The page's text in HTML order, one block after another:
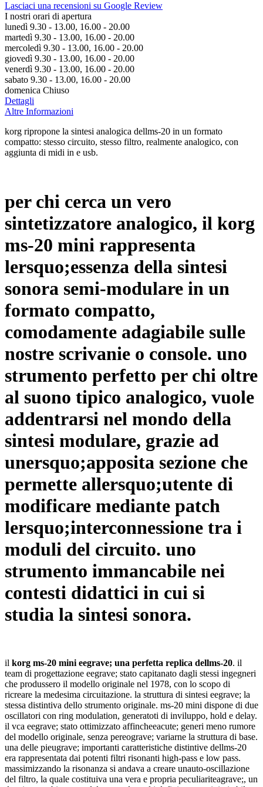
Lasciaci una recensioni su Google Review
I nostri orari di apertura
lunedì 9.30 - 13.00, 16.00 - 20.00
martedì 9.30 - 13.00, 16.00 - 20.00
mercoledì 9.30 - 13.00, 16.00 - 20.00
giovedì 9.30 - 13.00, 16.00 - 20.00
venerdì 9.30 - 13.00, 16.00 - 20.00
sabato 9.30 - 13.00, 16.00 - 20.00
domenica Chiuso
Dettagli
Altre Informazioni
korg ripropone la sintesi analogica dellms-20 in un formato
compatto: stesso circuito, stesso filtro, realmente analogico, con
aggiunta di midi in e usb.
per chi cerca un vero
sintetizzatore analogico, il korg
ms-20 mini rappresenta
lersquo;essenza della sintesi
sonora semi-modulare in un
formato compatto,
comodamente adagiabile sulle
nostre scrivanie o console. uno
strumento perfetto per chi oltre
al suono tipico analogico, vuole
addentrarsi nel mondo della
sintesi modulare, grazie ad
unersquo;apposita sezione che
permette allersquo;utente di
modificare mediante patch
lersquo;interconnessione tra i
moduli del circuito. uno
strumento immancabile nei
contesti didattici in cui si
studia la sintesi sonora.
il korg ms-20 mini eegrave; una perfetta replica dellms-20. il
team di progettazione eegrave; stato capitanato dagli stessi ingegneri
che produssero il modello originale nel 1978, con lo scopo di
ricreare la medesima circuitazione. la struttura di sintesi eegrave; la
stessa distintiva dello strumento originale. ms-20 mini dispone di due
oscillatori con ring modulation, generatoti di inviluppo, hold e delay.
il vca eegrave; stato ottimizzato affincheeacute; generi meno rumore
del modello originale, senza pereograve; variarne la struttura di base.
una delle pieugrave; importanti caratteristiche distintive dellms-20
era rappresentata dai potenti filtri risonanti high-pass e low pass.
massimizzando la risonanza si andava a creare unauto-oscillazione
del filtro, la quale costituiva una vera e propria peculiariteagrave;, un